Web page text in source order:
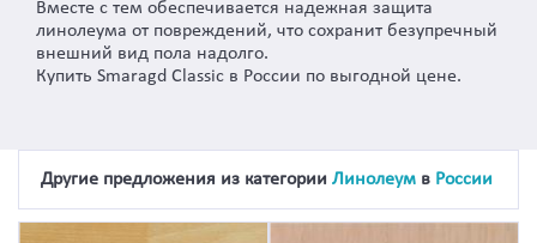
Вместе с тем обеспечивается надежная защита
линолеума от повреждений, что сохранит безупречный
внешний вид пола надолго.
Купить Smaragd Classic в России по выгодной цене.
Другие предложения из категории Линолеум в России